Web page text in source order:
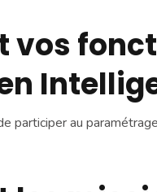
vos
participer au